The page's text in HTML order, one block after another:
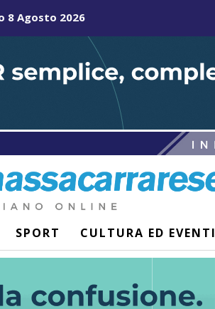
8 Agosto 2026
SPORT CULTURA ED EVENTI